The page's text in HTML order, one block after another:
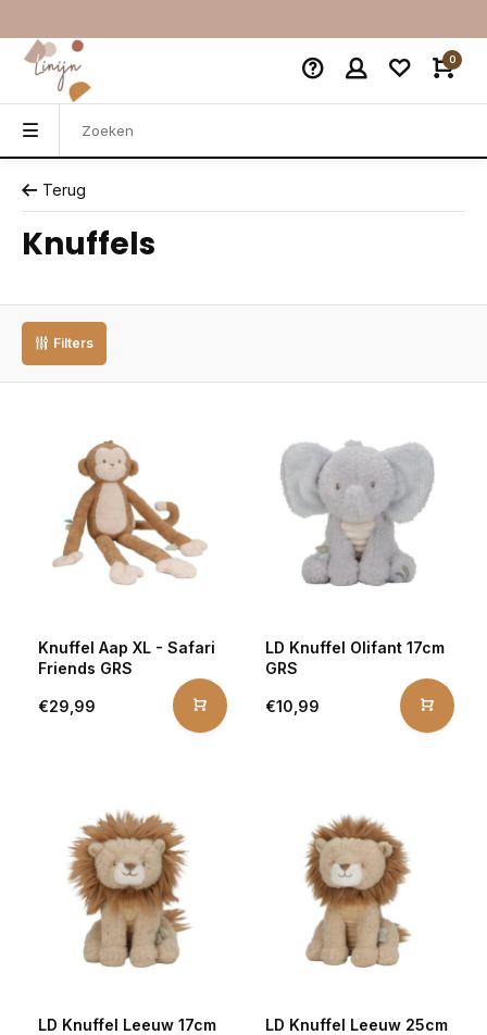
0
Terug
Knuffels
Filters
Knuffel Aap XL - Safari
Friends GRS
€29,99
LD Knuffel Olifant 17cm
GRS
€10,99
LD Knuffel Leeuw 17cm
LD Knuffel Leeuw 25cm